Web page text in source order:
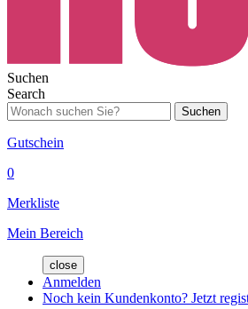
Suchen
Search
Suchen
Gutschein
0
Merkliste
Mein Bereich
close
Anmelden
Noch kein Kundenkonto? Jetzt